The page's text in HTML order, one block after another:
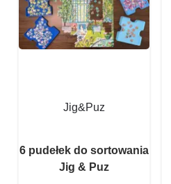
Jig&Puz
6 pudełek do sortowania
Jig & Puz